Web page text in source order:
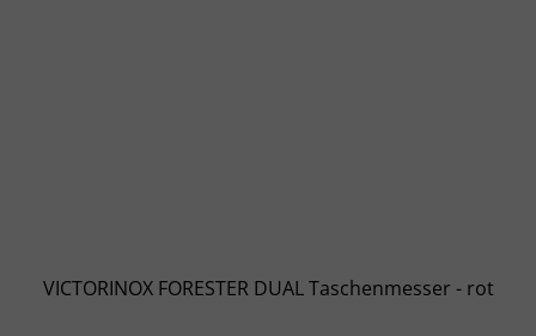
VICTORINOX FORESTER DUAL Taschenmesser - rot